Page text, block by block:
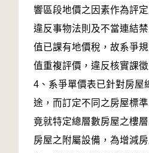
響區段地價之因素作為評
違反事物法則及不當連結
值已課有地價稅，故系爭
值重複評價，違反核實課
4、系爭單價表已針對房屋
途，而訂定不同之房屋標
竟就特定總層數房屋之樓
房屋之附屬設備，為增減